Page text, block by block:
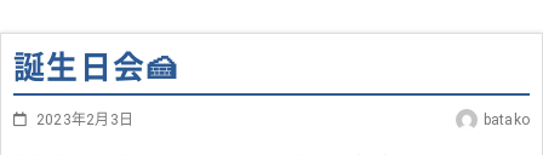
誕生日会🍰
2023年2月3日 batako